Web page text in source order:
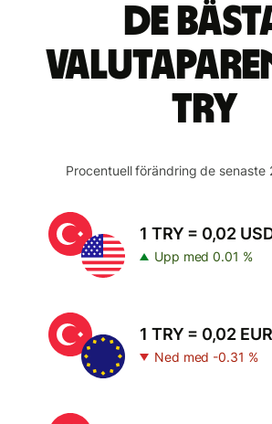
De
TRY
Procentuell förändring de senaste
1 TRY = 0,02
Upp med 0.01 %
1 TRY = 0,02 EUR
Ned med -0.31 %